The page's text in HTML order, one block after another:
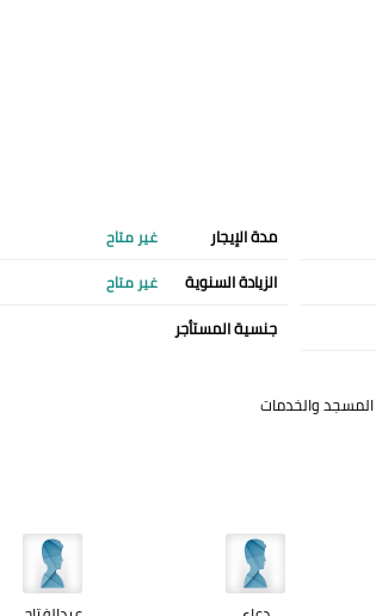
مدة الإيجار غير متاح
الزيادة السنوية غير متاح
جنسية المستأجر
والخدمات